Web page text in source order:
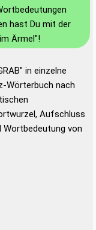
hast Du mit der
Ärmel"!
in einzelne
Wörterbuch nach
Aufschluss
von